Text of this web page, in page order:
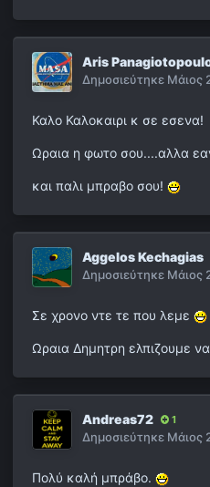
Aris
Δημοσιεύτηκε Μάιος
Καλο Καλοκαιρι κ σε εσενα!
Ωραια η φωτο σου....αλλα
και παλι μπραβο σου!
Aggelos Kechagias
Δημοσιεύτηκε Μάιος
Σε χρονο ντε τε που λεμε
Ωραια Δημητρη ελπιζουμε
Andreas72 1
Δημοσιεύτηκε Μάιος
Πολύ καλή μπράβο.